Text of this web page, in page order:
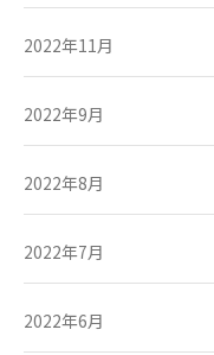
2022年11月
2022年9月
2022年8月
2022年7月
2022年6月